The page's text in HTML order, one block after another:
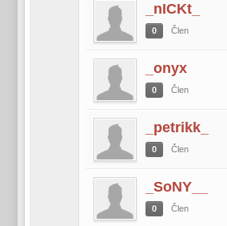
_nICKt_
0 Člen
_onyx
0 Člen
_petrikk_
0 Člen
_SoNY__
0 Člen